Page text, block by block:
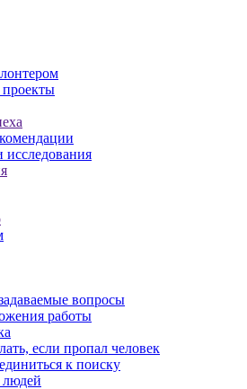
исследования
вопросы
работы
если пропал человек
к поиску